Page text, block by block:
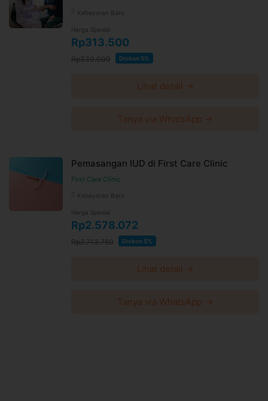
Kebayoran Baru
Harga Spesial
Rp313.500
Rp330.000 Diskon 5%
Lihat detail →
Tanya via WhatsApp →
Pemasangan IUD di First Care Clinic
First Care Clinic
Kebayoran Baru
Harga Spesial
Rp2.578.072
Rp2.713.760 Diskon 5%
Lihat detail →
Tanya via WhatsApp →